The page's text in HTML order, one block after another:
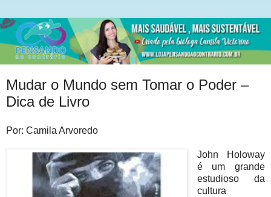
Mudar o Mundo sem Tomar o Poder –
Dica de Livro
Por: Camila Arvoredo
John Holoway
é um grande
estudioso da
cultura